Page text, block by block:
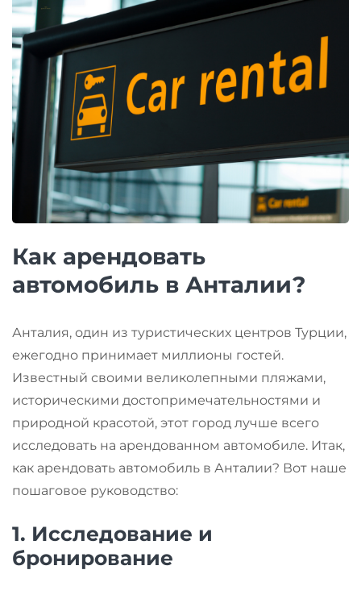
Как арендовать
автомобиль в Анталии?
Анталия, один из туристических центров Турции,
ежегодно принимает миллионы гостей.
Известный своими великолепными пляжами,
историческими достопримечательностями и
природной красотой, этот город лучше всего
исследовать на арендованном автомобиле. Итак,
как арендовать автомобиль в Анталии? Вот наше
пошаговое руководство:
1. Исследование и
бронирование